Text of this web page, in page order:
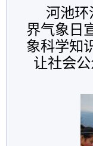
河池环
界气象日
象科学知
让社会